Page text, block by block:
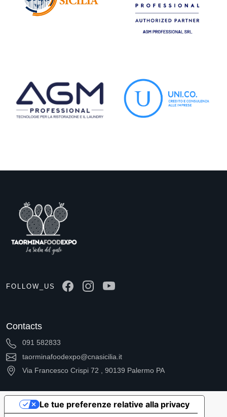
FOLLOW_US
Contacts
091 582833
taorminafoodexpo@cnasicilia.it
Via Francesco Crispi 72 , 90139 Palermo PA
Le tue preferenze relative alla privacy